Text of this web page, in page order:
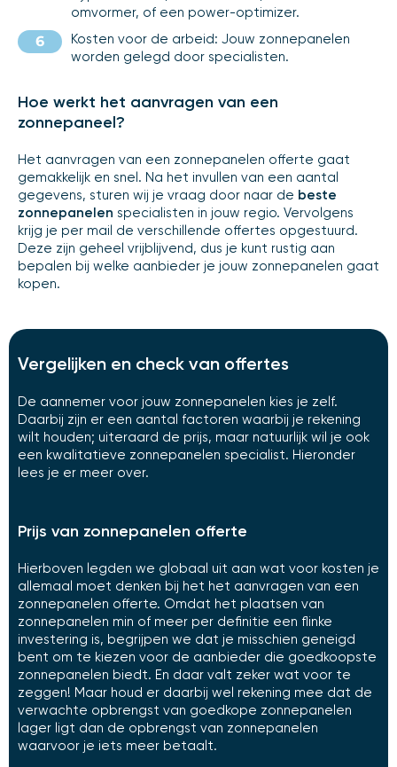
omvormer, of een power-optimizer.
Kosten voor de arbeid: Jouw zonnepanelen
worden gelegd door specialisten.
Hoe werkt het aanvragen van een
zonnepaneel?
Het aanvragen van een zonnepanelen offerte gaat
gemakkelijk en snel. Na het invullen van een aantal
gegevens, sturen wij je vraag door naar de beste
zonnepanelen specialisten in jouw regio. Vervolgens
krijg je per mail de verschillende offertes opgestuurd.
Deze zijn geheel vrijblijvend, dus je kunt rustig aan
bepalen bij welke aanbieder je jouw zonnepanelen gaat
kopen.
Vergelijken en check van offertes
De aannemer voor jouw zonnepanelen kies je zelf.
Daarbij zijn er een aantal factoren waarbij je rekening
wilt houden; uiteraard de prijs, maar natuurlijk wil je ook
een kwalitatieve zonnepanelen specialist. Hieronder
lees je er meer over.
Prijs van zonnepanelen offerte
Hierboven legden we globaal uit aan wat voor kosten je
allemaal moet denken bij het het aanvragen van een
zonnepanelen offerte. Omdat het plaatsen van
zonnepanelen min of meer per definitie een flinke
investering is, begrijpen we dat je misschien geneigd
bent om te kiezen voor de aanbieder die goedkoopste
zonnepanelen biedt. En daar valt zeker wat voor te
zeggen! Maar houd er daarbij wel rekening mee dat de
verwachte opbrengst van goedkope zonnepanelen
lager ligt dan de opbrengst van zonnepanelen
waarvoor je iets meer betaalt.